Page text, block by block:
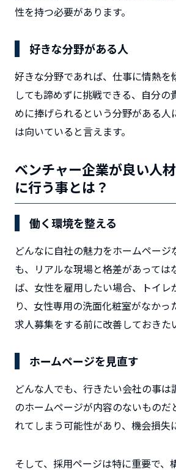
性を持つ必要があります。
好きな分野がある人
好きな分野であれば、仕事に情熱を
しても諦めずに挑戦できる、自分の
めに捧げられるという分野がある人
は向いていると言えます。
ベンチャー企業が良い人
に行う事とは？
働く環境を整える
どんなに自社の魅力をホームページ
も、リアルな現場と格差があっては
ば、女性を雇用したい場合、トイレ
り、女性専用の洗面化粧室がなかっ
求人募集をする前に改善しておきた
ホームページを見直す
どんな人でも、行きたい会社の事は
のホームページが内容のないものだ
れてしまう可能性があり、機会損失
そして、採用ページは特に重要で、